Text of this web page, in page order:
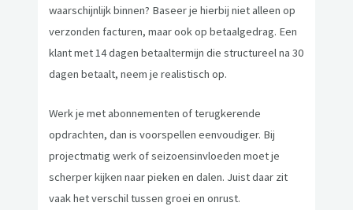
waarschijnlijk binnen? Baseer je hierbij niet alleen op
verzonden facturen, maar ook op betaalgedrag. Een
klant met 14 dagen betaaltermijn die structureel na 30
dagen betaalt, neem je realistisch op.
Werk je met abonnementen of terugkerende
opdrachten, dan is voorspellen eenvoudiger. Bij
projectmatig werk of seizoensinvloeden moet je
scherper kijken naar pieken en dalen. Juist daar zit
vaak het verschil tussen groei en onrust.